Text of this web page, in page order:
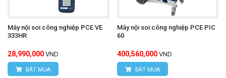
Máy nội soi công nghiệp PCE VE
333HR
28,990,000 VND
ĐẶT MUA
Máy nội soi công nghiệp PCE PIC
60
400,560,000 VND
ĐẶT MUA